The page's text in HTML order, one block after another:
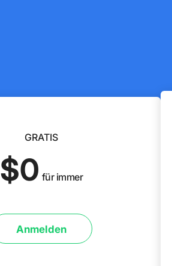
GRATIS
$0 für immer
Anmelden